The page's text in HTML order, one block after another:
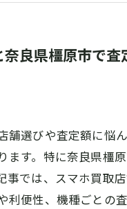
良県橿原市で
舗選びや査定額に悩
ます。特に奈良県橿
事では、スマホ買取
便性、機種ごとの